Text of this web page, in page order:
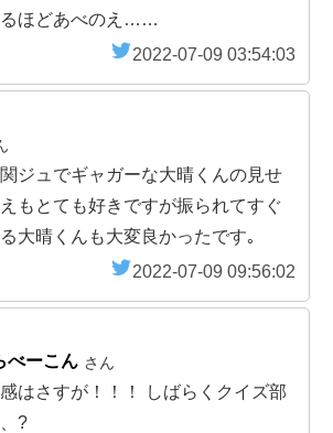
ほどあべのえ……
2022-07-09 03:54:03
ジュでギャガーな大晴くんの見せ
もとても好きですが振られてすぐ
大晴くんも大変良かったです｡
2022-07-09 09:56:02
べーこん さん
はさすが！！！ しばらくクイズ部
?